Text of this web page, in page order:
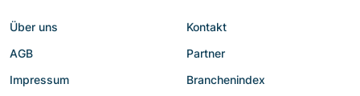
Über uns
AGB
Impressum
Kontakt
Partner
Branchenindex